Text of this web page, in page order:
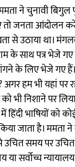
ने चुनावी बिगुल
जनता आंदोलन
से उठाया था।
के साथ पत्र भेजे गए
के लिए भेजे गए
हम भी यहां पर
निशाने पर
भाषियों को
जाता है।
समय पर उचित
सर्वोच्च